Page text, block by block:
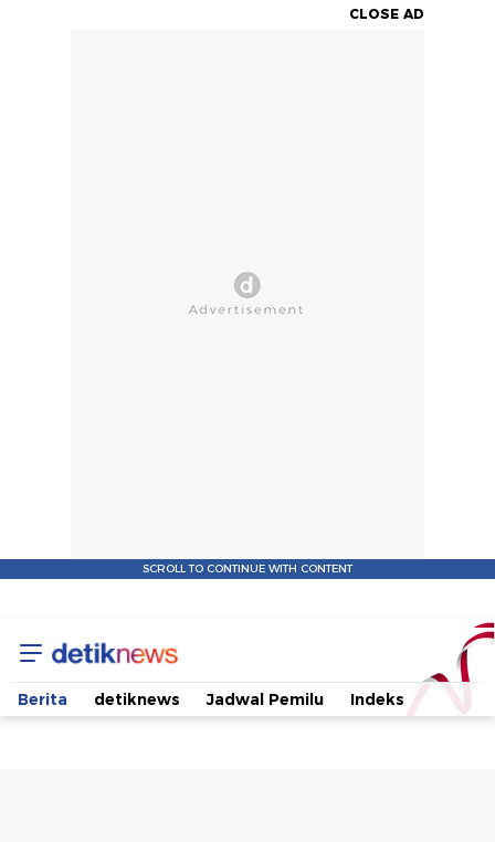
Saat
Surya
CLOSE AD
SCROLL TO CONTINUE WITH CONTENT
Berita detiknews Jadwal Pemilu Indeks